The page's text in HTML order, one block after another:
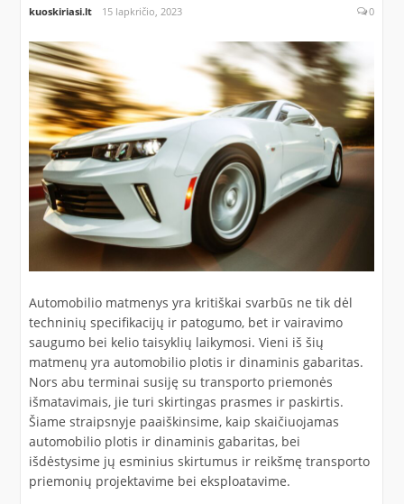
kuoskiriasi.lt 15 lapkričio, 2023 0
Automobilio matmenys yra kritiškai svarbūs ne tik dėl
techninių specifikacijų ir patogumo, bet ir vairavimo
saugumo bei kelio taisyklių laikymosi. Vieni iš šių
matmenų yra automobilio plotis ir dinaminis gabaritas.
Nors abu terminai susiję su transporto priemonės
išmatavimais, jie turi skirtingas prasmes ir paskirtis.
Šiame straipsnyje paaiškinsime, kaip skaičiuojamas
automobilio plotis ir dinaminis gabaritas, bei
išdėstysime jų esminius skirtumus ir reikšmę transporto
priemonių projektavime bei eksploatavime.